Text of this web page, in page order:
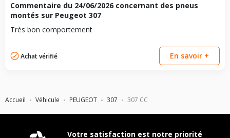
Accueil Véhicule PEUGEOT 307 307 CC
Commentaire du 24/06/2026 concernant des pneus
montés sur Peugeot 307
Très bon comportement
Achat vérifié En savoir +
Votre satisfaction est notre priorité